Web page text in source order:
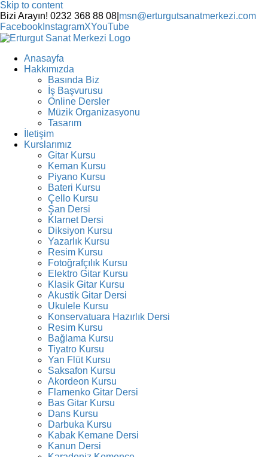
Skip to content
Bizi Arayın! 0232 368 88 08 msn@erturgutsanatmerkezi.com
Facebook InstagramXYouTube
Anasayfa
Hakkımızda
Basında Biz
İş Başvurusu
Online Dersler
Müzik Organizasyonu
Tasarım
İletişim
Kurslarımız
Gitar Kursu
Keman Kursu
Piyano Kursu
Bateri Kursu
Çello Kursu
Şan Dersi
Klarnet Dersi
Diksiyon Kursu
Yazarlık Kursu
Resim Kursu
Fotoğrafçılık Kursu
Elektro Gitar Kursu
Klasik Gitar Kursu
Akustik Gitar Dersi
Ukulele Kursu
Konservatuara Hazırlık Dersi
Resim Kursu
Bağlama Kursu
Tiyatro Kursu
Yan Flüt Kursu
Saksafon Kursu
Akordeon Kursu
Flamenko Gitar Dersi
Bas Gitar Kursu
Dans Kursu
Darbuka Kursu
Kabak Kemane Dersi
Kanun Dersi